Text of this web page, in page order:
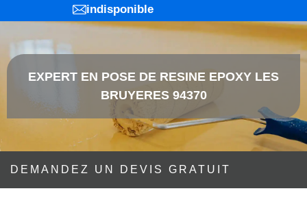
indisponible
EXPERT EN POSE DE RESINE EPOXY LES
BRUYERES 94370
DEMANDEZ UN DEVIS GRATUIT